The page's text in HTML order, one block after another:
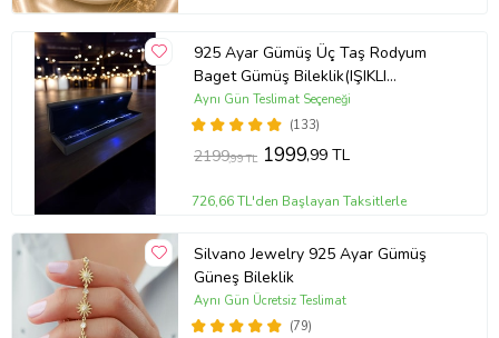
925 Ayar Gümüş Üç Taş Rodyum
Baget Gümüş Bileklik(IŞIKLI
KUTULU)
(133)
Aynı Gün Teslimat Seçeneği
2199,99 TL 1999,99 TL
726,66 TL'den Başlayan Taksitlerle
Silvano Jewelry 925 Ayar Gümüş
Güneş Bileklik
(79)
Aynı Gün Ücretsiz Teslimat